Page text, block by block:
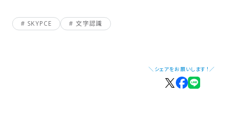
SKYPCE 文字認識
＼シェアをお願いします！／